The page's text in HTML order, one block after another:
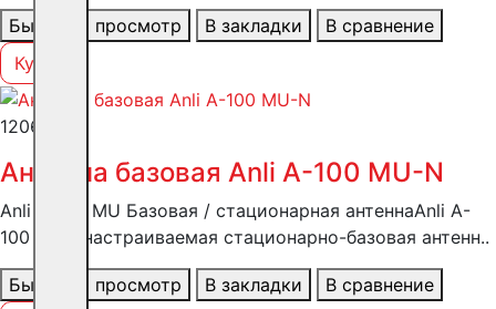
Быстрый просмотр В закладки
В сравнение
Купить
12063 ₽
Антенна базовая Anli А-100 MU-N
Anli A-100 MU Базовая / стационарная антеннаAnli A-
100 MU - настраиваемая стационарно-базовая антенн..
Быстрый просмотр В закладки
В сравнение